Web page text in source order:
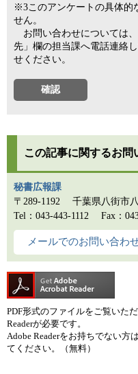
※3このアンケートの具体的
せん。
お問い合わせについては
先」欄の担当課へ電話連絡
せください。
この記事に関するお問
秘書広報課
〒289-1192
千葉県八街市
Tel：043-443-1112
Fax：
メールでのお問い合わ
PDF形式のファイルをご覧いた
Readerが必要です。
Adobe Readerをお持ちでない方
てください。（無料）